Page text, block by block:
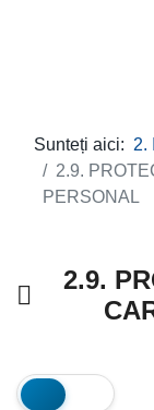
Sunteți aici: 2.
2.9.
PERSONAL
2.9.